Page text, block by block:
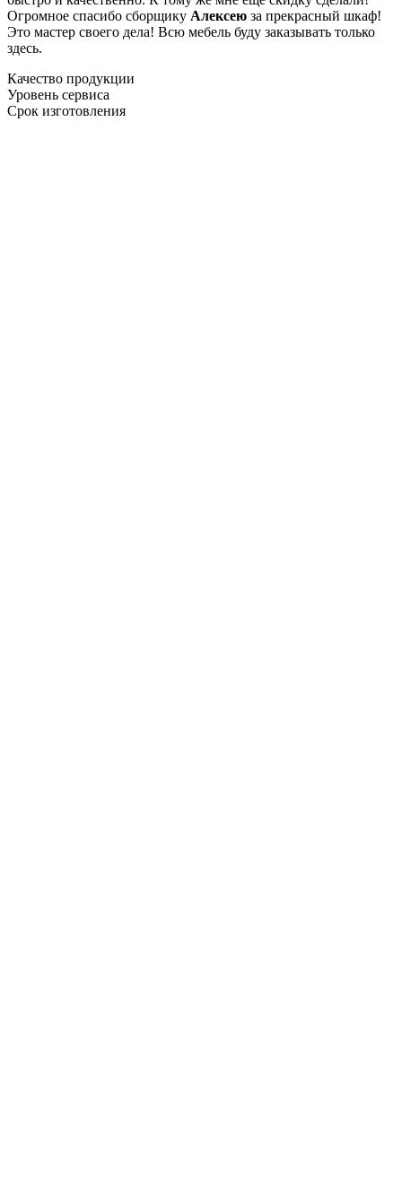
Огромное спасибо сборщику Алексею за прекрасный шкаф!
Это мастер своего дела! Всю мебель буду заказывать только
здесь.
Качество продукции
Уровень сервиса
Срок изготовления